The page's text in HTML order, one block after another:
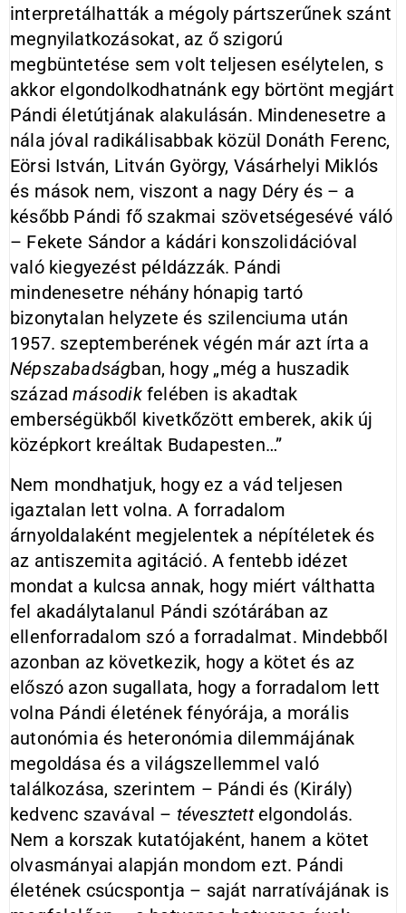
interpretálhatták a mégoly pártszerűnek szánt
megnyilatkozásokat, az ő szigorú
megbüntetése sem volt teljesen esélytelen, s
akkor elgondolkodhatnánk egy börtönt megjárt
Pándi életútjának alakulásán. Mindenesetre a
nála jóval radikálisabbak közül Donáth Ferenc,
Eörsi István, Litván György, Vásárhelyi Miklós
és mások nem, viszont a nagy Déry és – a
később Pándi fő szakmai szövetségesévé váló
– Fekete Sándor a kádári konszolidációval
való kiegyezést példázzák. Pándi
mindenesetre néhány hónapig tartó
bizonytalan helyzete és szilenciuma után
1957. szeptemberének végén már azt írta a
Népszabadságban, hogy „még a huszadik
századmásodikfelében is akadtak
emberségükből kivetkőzött emberek, akik új
középkort kreáltak Budapesten…”
Nem mondhatjuk, hogy ez a vád teljesen
igaztalan lett volna. A forradalom
árnyoldalaként megjelentek a népítéletek és
az antiszemita agitáció. A fentebb idézet
mondat a kulcsa annak, hogy miért válthatta
fel akadálytalanul Pándi szótárában az
ellenforradalom szó a forradalmat. Mindebből
azonban az következik, hogy a kötet és az
előszó azon sugallata, hogy a forradalom lett
volna Pándi életének fényórája, a morális
autonómia és heteronómia dilemmájának
megoldása és a világszellemmel való
találkozása, szerintem – Pándi és (Király)
kedvenc szavával – tévesztettelgondolás.
Nem a korszak kutatójaként, hanem a kötet
olvasmányai alapján mondom ezt. Pándi
életének csúcspontja – saját narratívájának is